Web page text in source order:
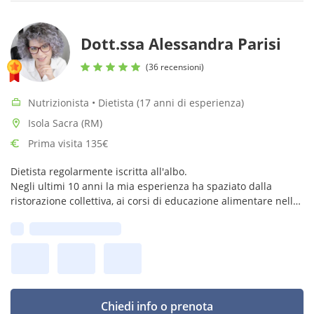
Dott.ssa Alessandra Parisi
(36 recensioni)
Nutrizionista • Dietista (17 anni di esperienza)
Isola Sacra (RM)
Prima visita 135€
Dietista regolarmente iscritta all'albo.
Negli ultimi 10 anni la mia esperienza ha spaziato dalla
ristorazione collettiva, ai corsi di educazione alimentare nelle
Chiedi info o prenota